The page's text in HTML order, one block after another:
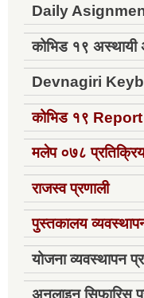
Daily
कोभिड १९ अस्थायी
Devnagiri
कोभिड १९
मलेप ०७८
राजस्व प्रणाली
पुस्तकालय
योजना व्यवस्थापन
अनलाइन सिफारिस